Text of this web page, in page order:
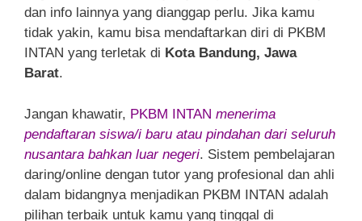
dan info lainnya yang dianggap perlu. Jika kamu
tidak yakin, kamu bisa mendaftarkan diri di PKBM
INTAN yang terletak di Kota Bandung, Jawa
Barat.
Jangan khawatir, PKBM INTAN menerima
pendaftaran siswa/i baru atau pindahan dari seluruh
nusantara bahkan luar negeri. Sistem pembelajaran
daring/online dengan tutor yang profesional dan ahli
dalam bidangnya menjadikan PKBM INTAN adalah
pilihan terbaik untuk kamu yang tinggal di